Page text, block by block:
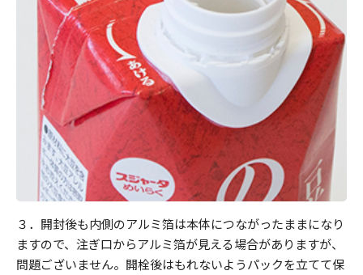
３．開封後も内側のアルミ箔は本体につながったままになり
ますので、注ぎ口からアルミ箔が見える場合がありますが、
問題ございません。開栓後はもれないようパックを立てて保